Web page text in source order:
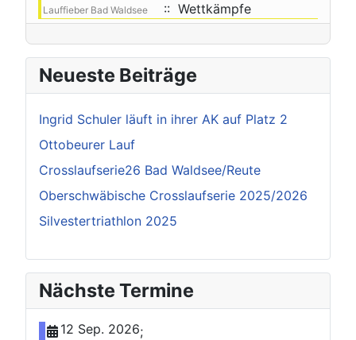
Lauffieber Bad Waldsee
:: Wettkämpfe
Neueste Beiträge
Ingrid Schuler läuft in ihrer AK auf Platz 2
Ottobeurer Lauf
Crosslaufserie26 Bad Waldsee/Reute
Oberschwäbische Crosslaufserie 2025/2026
Silvestertriathlon 2025
Nächste Termine
12 Sep. 2026;